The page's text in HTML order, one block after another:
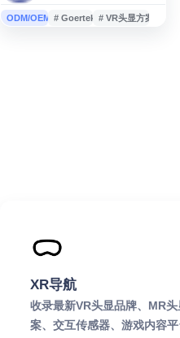
智能硬件领域的企业，主要
从事声电器件、光电器件、
ODM/OEM # Goertek # VR头显方案
XR导航
收录最新VR头显品牌、MR
案、交互传感器、游戏内容